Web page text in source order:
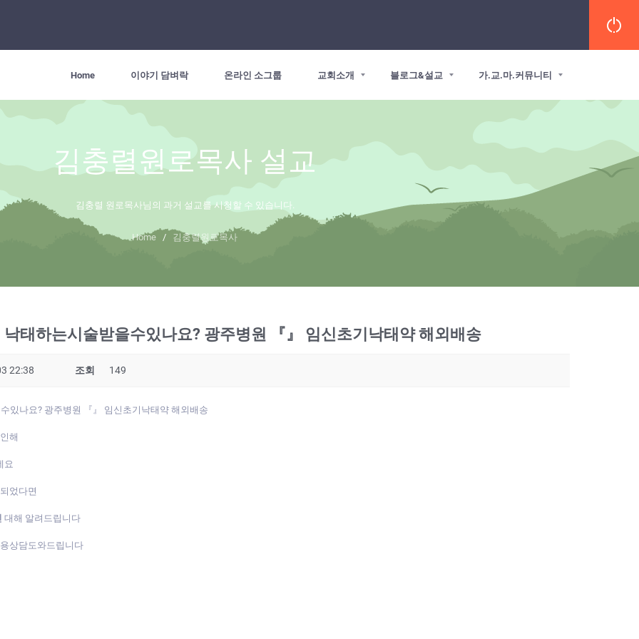
Home 이야기 담벼락 온라인 소그룹 교회소개 블로그&설교 가.교.마.커뮤니티
김충렬원로목사 설교
김충렬 원로목사님의 과거 설교를 시청할 수 있습니다.
Home / 김충렬원로목사
태하는시술받을수있나요? 광주병원 『』 임신초기낙­태약 해외배송
22:38 조회 149
있나요? 광주병원 『』 임신초기낙­태약 해외배송
해
요
었다면
대해 알려드립니다
상담도와드립니다